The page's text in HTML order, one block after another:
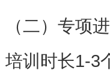
（二）专项
培训时长1-3